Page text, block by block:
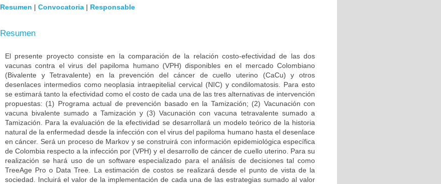
Resumen | Convocatoria | Responsable
Resumen
El presente proyecto consiste en la comparación de la relación costo-efectividad de las dos
vacunas contra el virus del papiloma humano (VPH) disponibles en el mercado Colombiano
(Bivalente y Tetravalente) en la prevención del cáncer de cuello uterino (CaCu) y otros
desenlaces intermedios como neoplasia intraepitelial cervical (NIC) y condilomatosis. Para esto
se estimará tanto la efectividad como el costo de cada una de las tres alternativas de intervención
propuestas: (1) Programa actual de prevención basado en la Tamización; (2) Vacunación con
vacuna bivalente sumado a Tamización y (3) Vacunación con vacuna tetravalente sumado a
Tamización. Para la evaluación de la efectividad se desarrollará un modelo teórico de la historia
natural de la enfermedad desde la infección con el virus del papiloma humano hasta el desenlace
en cáncer. Será un proceso de Markov y se construirá con información epidemiológica específica
de Colombia respecto a la infección por (VPH) y el desarrollo de cáncer de cuello uterino. Para su
realización se hará uso de un software especializado para el análisis de decisiones tal como
TreeAge Pro o Data Tree. La estimación de costos se realizará desde el punto de vista de la
sociedad. Incluirá el valor de la implementación de cada una de las estrategias sumado al valor